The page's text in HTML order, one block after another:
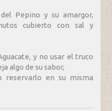
Pepino y su amargor,
cubierto con sal y
y no usar el truco
algo de su sabor,
reservarlo en su misma